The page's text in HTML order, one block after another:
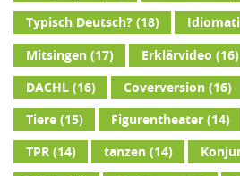
Typisch Deutsch?(18)
Mitsingen(17) Erklärvideo (16)
DACHL(16) Coverversion(16)
Tiere(15) Figurentheater(14)
TPR(14) tanzen(14)